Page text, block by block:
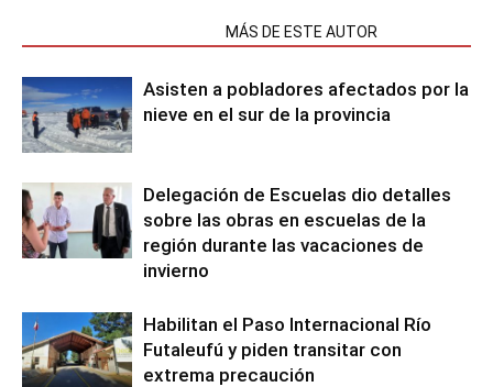
MÁS DE ESTE AUTOR
Asisten a pobladores afectados por la
nieve en el sur de la provincia
Delegación de Escuelas dio detalles
sobre las obras en escuelas de la
región durante las vacaciones de
invierno
Habilitan el Paso Internacional Río
Futaleufú y piden transitar con
extrema precaución